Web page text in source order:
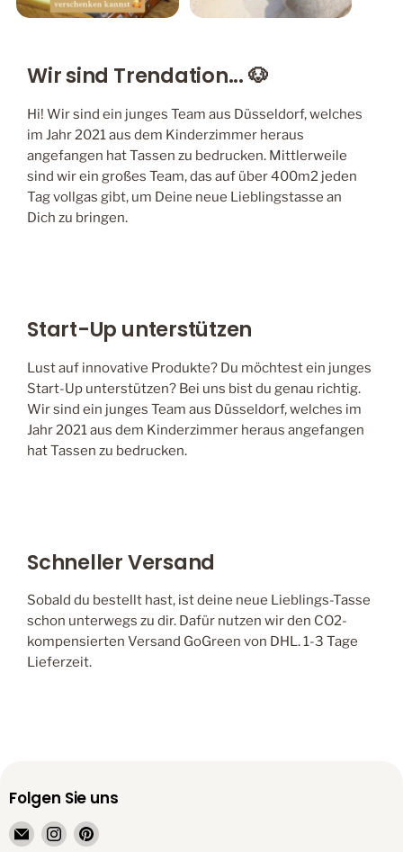
Wir sind Trendation... 🐶
Hi! Wir sind ein junges Team aus Düsseldorf, welches
im Jahr 2021 aus dem Kinderzimmer heraus
angefangen hat Tassen zu bedrucken. Mittlerweile
sind wir ein großes Team, das auf über 400m2 jeden
Tag vollgas gibt, um Deine neue Lieblingstasse an
Dich zu bringen.
Start-Up unterstützen
Lust auf innovative Produkte? Du möchtest ein junges
Start-Up unterstützen? Bei uns bist du genau richtig.
Wir sind ein junges Team aus Düsseldorf, welches im
Jahr 2021 aus dem Kinderzimmer heraus angefangen
hat Tassen zu bedrucken.
Schneller Versand
Sobald du bestellt hast, ist deine neue Lieblings-Tasse
schon unterwegs zu dir. Dafür nutzen wir den CO2-
kompensierten Versand GoGreen von DHL. 1-3 Tage
Lieferzeit.
Folgen Sie uns
EmailFindenFinden